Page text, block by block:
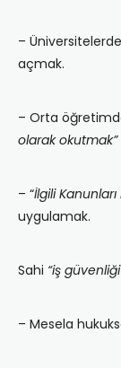
–
açmak.
– Orta
olarak okutmak”
– “İlgili
uygulamak.
Sahi “iş
– Mesela